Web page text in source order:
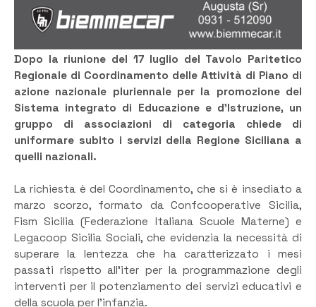
Dopo la riunione del 17 luglio del Tavolo Paritetico
Regionale di Coordinamento delle Attività di Piano di
azione nazionale pluriennale per la promozione del
Sistema integrato di Educazione e d’Istruzione, un
gruppo di associazioni di categoria chiede di
uniformare subito i servizi della Regione Siciliana a
quelli nazionali.
La richiesta è del Coordinamento, che si è insediato a
marzo scorzo, formato da Confcooperative Sicilia,
Fism Sicilia (Federazione Italiana Scuole Materne) e
Legacoop Sicilia Sociali, che evidenzia la necessità di
superare la lentezza che ha caratterizzato i mesi
passati rispetto all’iter per la programmazione degli
interventi per il potenziamento dei servizi educativi e
della scuola per l’infanzia.